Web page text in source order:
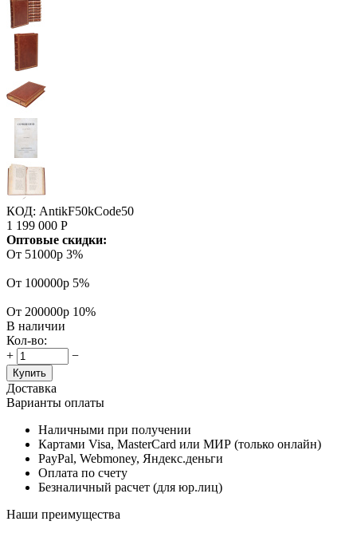
КОД: AntikF50kCode50
1 199 000 Р
Оптовые скидки:
От 51000р 3%
От 100000р 5%
От 200000р 10%
В наличии
Кол-во:
+
−
Купить
Доставка
Варианты оплаты
Наличными при получении
Картами Visa, MasterCard или МИР (только онлайн)
PayPal, Webmoney, Яндекс.деньги
Оплата по счету
Безналичный расчет (для юр.лиц)
Наши преимущества